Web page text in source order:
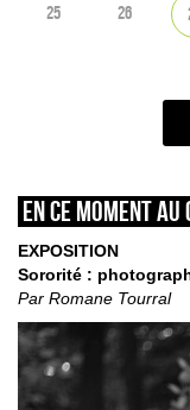
25 26
En ce moment
EXPOSITION
Sororité :
Par Romane Tourral